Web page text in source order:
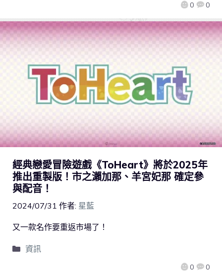
0 0
經典戀愛冒險遊戲《ToHeart》將於2025年
推出重製版！市之瀨加那、羊宮妃那 確定參
與配音！
2024/07/31 作者: 星藍
0 0
又一款名作要重返市場了！
資訊